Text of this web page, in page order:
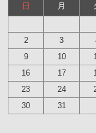
日 月
2
3
9
10
16
17
23
24
30
31